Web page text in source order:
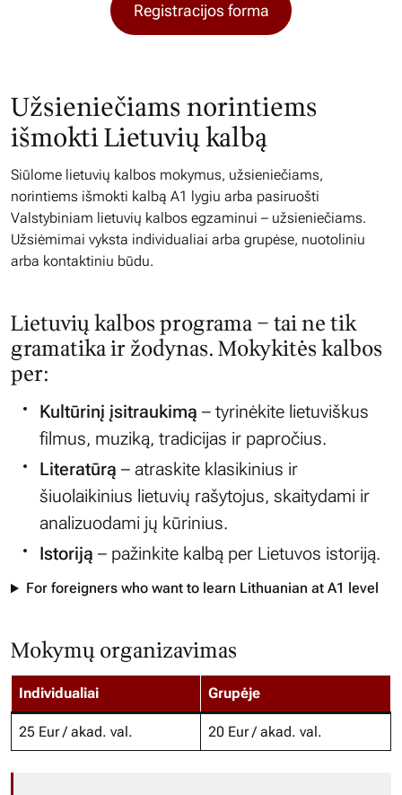
Registracijos forma
Užsieniečiams norintiems
išmokti Lietuvių kalbą
Siūlome lietuvių kalbos mokymus, užsieniečiams,
norintiems išmokti kalbą A1 lygiu arba pasiruošti
Valstybiniam lietuvių kalbos egzaminui – užsieniečiams.
Užsiėmimai vyksta individualiai arba grupėse, nuotoliniu
arba kontaktiniu būdu.
Lietuvių kalbos programa – tai ne tik
gramatika ir žodynas. Mokykitės kalbos
per:
Kultūrinį įsitraukimą – tyrinėkite lietuviškus
filmus, muziką, tradicijas ir papročius.
Literatūrą – atraskite klasikinius ir
šiuolaikinius lietuvių rašytojus, skaitydami ir
analizuodami jų kūrinius.
Istoriją – pažinkite kalbą per Lietuvos istoriją.
For foreigners who want to learn Lithuanian at A1 level
Mokymų organizavimas
Individualiai Grupėje
25 Eur / akad. val. 20 Eur / akad. val.